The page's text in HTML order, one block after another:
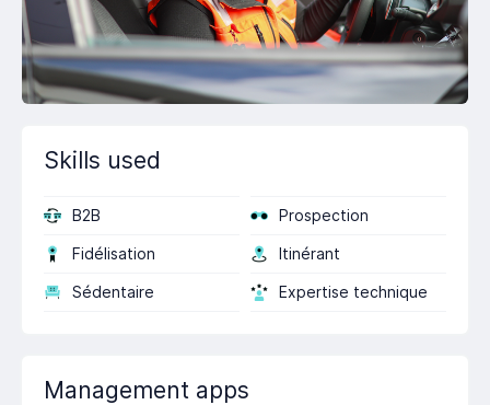
Skills used
B2B Prospection
Fidélisation Itinérant
Sédentaire Expertise technique
Management apps